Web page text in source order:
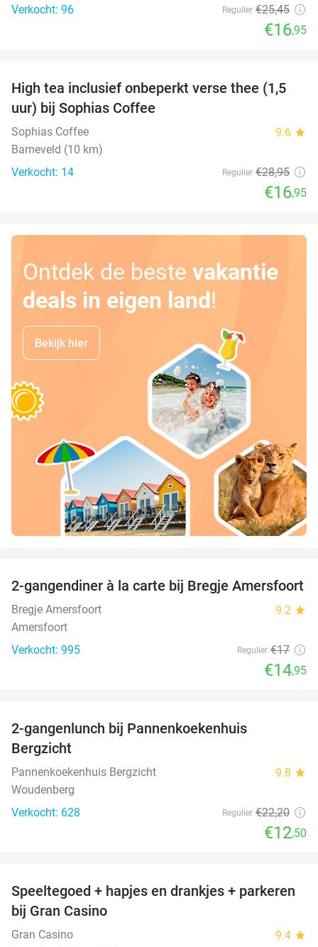
Verkocht: 96 Regulier €25,45
€16,95
41%
High tea inclusief onbeperkt verse thee (1,5
uur) bij Sophias Coffee
Sophias Coffee 9.6 star
Barneveld (10 km)
Verkocht: 14
Regulier €28,95
€16,95
Ontdek de beste vakantie
deals in eigen land!
Bekijk hier
12%
2-gangendiner à la carte bij Bregje Amersfoort
Bregje Amersfoort 9.2 star
Amersfoort
Verkocht: 995
Regulier €17
€14,95
2-gangenlunch bij Pannenkoekenhuis
Bergzicht
Pannenkoekenhuis Bergzicht 9.8 star
Woudenberg
Verkocht: 628
Regulier €22,20
€12,50
50%
Speeltegoed + hapjes en drankjes + parkeren
bij Gran Casino
Gran Casino 9.4 star